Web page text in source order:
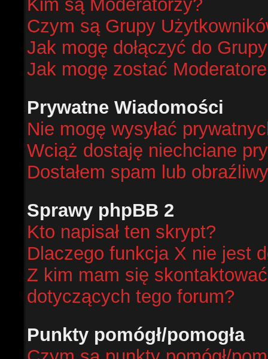
Kim są Moderatorzy?
Czym są Grupy
Jak mogę dołączyć do
Jak mogę zostać
Prywatne Wiadomości
Nie mogę wysyłać
Wciąż dostaję niechciane
Dostałem spam lub
Sprawy phpBB 2
Kto napisał ten skrypt?
Dlaczego funkcja X nie jest
Z kim mam się
dotyczących tego forum?
Punkty pomógł/pomogła